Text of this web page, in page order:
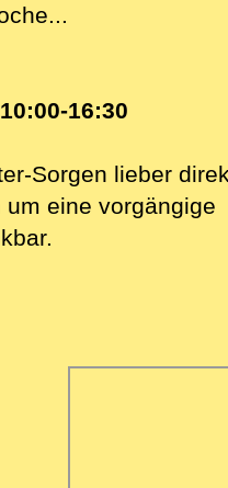
16:30
Sorgen lieber
eine vorgängige